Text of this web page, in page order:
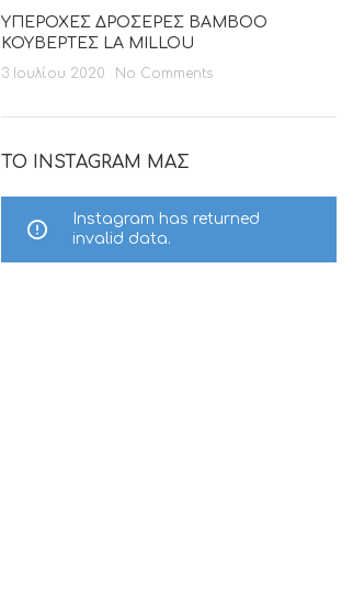
ΥΠΕΡΟΧΕΣ ΔΡΟΣΕΡΕΣ BAMBOO
ΚΟΥΒΕΡΤΕΣ LA MILLOU
3 Ιουλίου 2020 No Comments
ΤΟ INSTAGRAM ΜΑΣ
Instagram has returned
invalid data.